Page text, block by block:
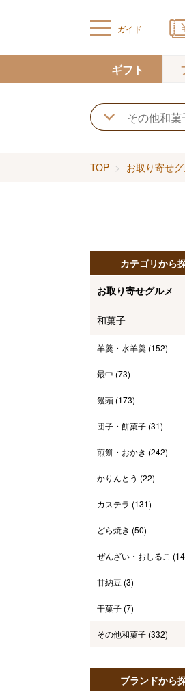
ガイド
ギフト
TOP お取り寄せ
カテゴリから
お取り寄せグルメ
和菓子
羊羹・水羊羹 (152)
最中 (73)
饅頭 (173)
団子・餅菓子 (31)
煎餅・おかき (242)
かりんとう (22)
カステラ (131)
どら焼き (50)
ぜんざい・おしるこ
甘納豆 (3)
干菓子 (7)
その他和菓子 (332)
ブランドから